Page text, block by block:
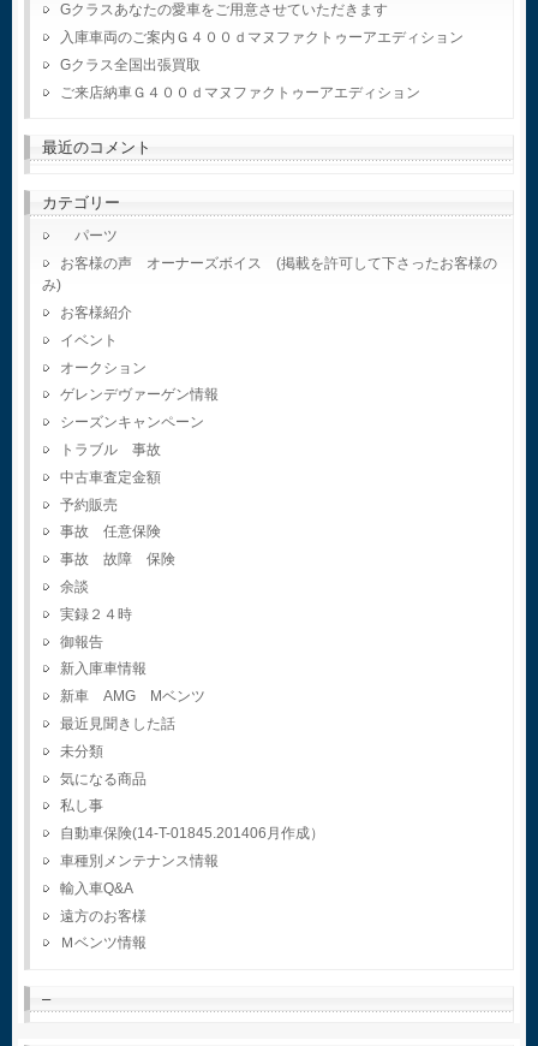
Gクラスあなたの愛車をご用意させていただきます
入庫車両のご案内Ｇ４００ｄマヌファクトゥーアエディション
Gクラス全国出張買取
ご来店納車Ｇ４００ｄマヌファクトゥーアエディション
最近のコメント
カテゴリー
パーツ
お客様の声 オーナーズボイス (掲載を許可して下さったお客様の
み)
お客様紹介
イベント
オークション
ゲレンデヴァーゲン情報
シーズンキャンペーン
トラブル 事故
中古車査定金額
予約販売
事故 任意保険
事故 故障 保険
余談
実録２４時
御報告
新入庫車情報
新車 AMG Mベンツ
最近見聞きした話
未分類
気になる商品
私し事
自動車保険(14-T-01845.201406月作成）
車種別メンテナンス情報
輸入車Q&A
遠方のお客様
Ｍベンツ情報
–